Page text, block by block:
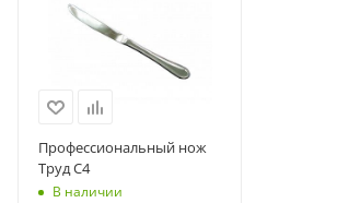
Профессиональный нож
Труд С4
В наличии